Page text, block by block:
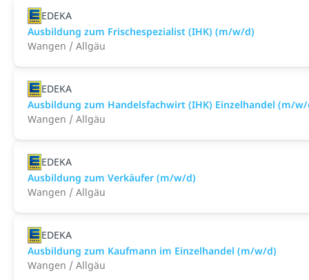
EDEKA
Ausbildung zum Frischespezialist (IHK) (m/w/d)
Wangen / Allgäu
EDEKA
Ausbildung zum Handelsfachwirt (IHK) Einzelhandel (m/
Wangen / Allgäu
EDEKA
Ausbildung zum Verkäufer (m/w/d)
Wangen / Allgäu
EDEKA
Ausbildung zum Kaufmann im Einzelhandel (m/w/d)
Wangen / Allgäu